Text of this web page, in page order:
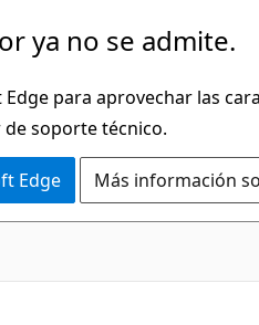
ya no se admite.
para aprovechar las
soporte técnico.
Edge Más información